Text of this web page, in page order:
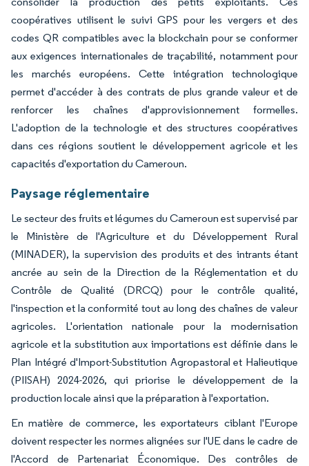
coopératives utilisent le suivi GPS pour les vergers et des
codes QR compatibles avec la blockchain pour se conformer
aux exigences internationales de traçabilité, notamment pour
les marchés européens. Cette intégration technologique
permet d'accéder à des contrats de plus grande valeur et de
renforcer les chaînes d'approvisionnement formelles.
L'adoption de la technologie et des structures coopératives
dans ces régions soutient le développement agricole et les
capacités d'exportation du Cameroun.
Paysage réglementaire
Le secteur des fruits et légumes du Cameroun est supervisé par
le Ministère de l'Agriculture et du Développement Rural
(MINADER), la supervision des produits et des intrants étant
ancrée au sein de la Direction de la Réglementation et du
Contrôle de Qualité (DRCQ) pour le contrôle qualité,
l'inspection et la conformité tout au long des chaînes de valeur
agricoles. L'orientation nationale pour la modernisation
agricole et la substitution aux importations est définie dans le
Plan Intégré d'Import-Substitution Agropastoral et Halieutique
(PIISAH) 2024-2026, qui priorise le développement de la
production locale ainsi que la préparation à l'exportation.
En matière de commerce, les exportateurs ciblant l'Europe
doivent respecter les normes alignées sur l'UE dans le cadre de
l'Accord de Partenariat Économique. Des contrôles de